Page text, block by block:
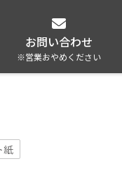
お問い合わせ
※営業おやめください
紙